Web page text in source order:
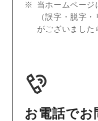
当ホームページ
（誤字・脱字
がございました
お電話でお